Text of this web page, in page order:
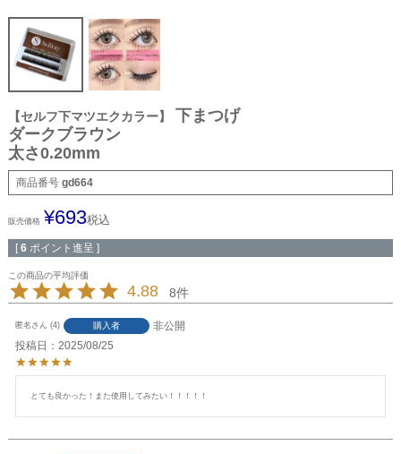
【セルフ下マツエクカラー】
下まつげ
ダークブラウン
太さ0.20mm
商品番号 gd664
販売価格 ¥693税込
[ 6 ポイント進呈 ]
4.88 8
匿名 4 購入者
非公開
投稿日
2025/08/25
とても良かった！また使用してみたい！！！！！